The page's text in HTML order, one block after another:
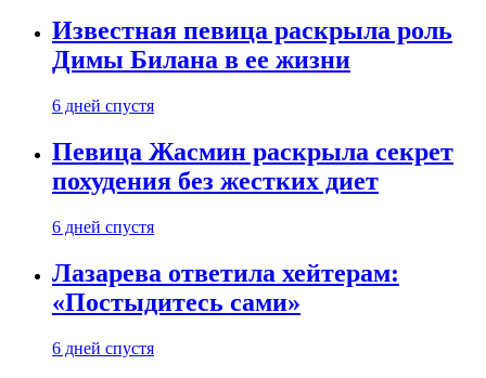
Известная певица раскрыла роль
Димы Билана в ее жизни
6 дней спустя
Певица Жасмин раскрыла секрет
похудения без жестких диет
6 дней спустя
Лазарева ответила хейтерам:
«Постыдитесь сами»
6 дней спустя